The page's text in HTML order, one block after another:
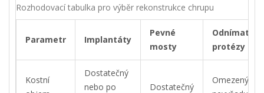
Rozhodovací tabulka pro výběr rekonstrukce chrupu
Parametr Implantáty
Pevné
mosty
protézy
Kostní
Dostatečný
nebo po
Dostatečný
Omezený -